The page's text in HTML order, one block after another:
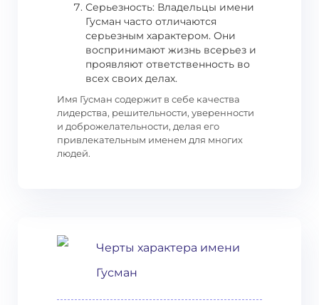
Серьезность: Владельцы имени
Гусман часто отличаются
серьезным характером. Они
воспринимают жизнь всерьез и
проявляют ответственность во
всех своих делах.
Имя Гусман содержит в себе качества
лидерства, решительности, уверенности
и доброжелательности, делая его
привлекательным именем для многих
людей.
Черты характера имени
Гусман